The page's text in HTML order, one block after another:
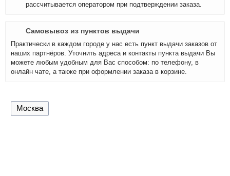
рассчитывается оператором при подтверждении заказа.
Самовывоз из пунктов выдачи
Практически в каждом городе у нас есть пункт выдачи заказов от
наших партнёров. Уточнить адреса и контакты пункта выдачи Вы
можете любым удобным для Вас способом: по телефону, в
онлайн чате, а также при оформлении заказа в корзине.
Москва